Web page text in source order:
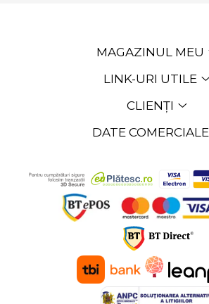
MAGAZINUL MEU
LINK-URI UTILE
CLIENȚI
DATE COMERCIALE